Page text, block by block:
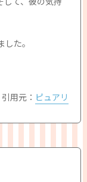
た。
引用元： ピュアリ